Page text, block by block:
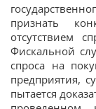
признать
отсутствием
Фискальной
спроса на
предприятия,
пытается